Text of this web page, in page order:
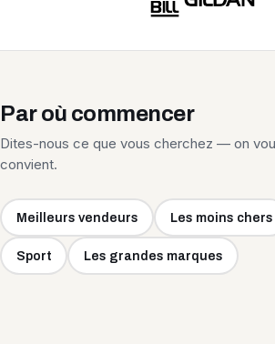
Par où commencer
Dites-nous ce que vous cherchez — on
convient.
Meilleurs vendeurs Les moins chers
Sport Les grandes marques